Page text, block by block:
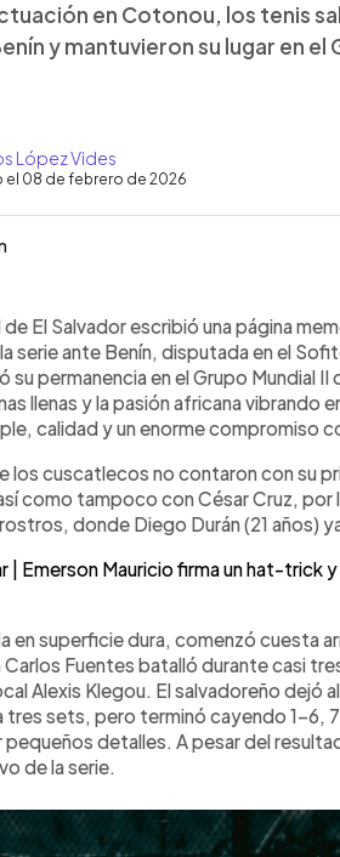
en Cotonou, los tenis
y mantuvieron su lugar en el
López Vides
el 08 de febrero de 2026
artículo
aseguró su permanencia en el Grupo
a Benín como visitante en Cotonou.
Carlos Fuentes luchó casi tres horas
la serie al derrotar a Patrick Agbo-
ganaron el dobles decisivo. Luego,
del tenis salvadoreño en
en África con tribunas llenas
El Salvador escribió una página
serie ante Benín, disputada en el
su permanencia en el Grupo Mundial
llenas y la pasión africana vibrando
calidad y un enorme compromiso
los cuscatlecos no contaron con su
como tampoco con César Cruz, por
donde Diego Durán (21 años)
| Emerson Mauricio firma un hat-trick y
en superficie dura, comenzó cuesta
Carlos Fuentes batalló durante casi
Alexis Klegou. El salvadoreño dejó
tres sets, pero terminó cayendo 1-6,
detalles. A pesar del
de la serie.